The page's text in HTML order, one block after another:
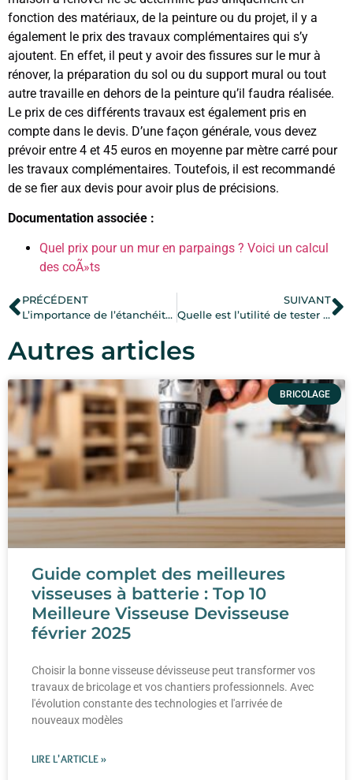
fonction des matériaux, de la peinture ou du projet, il y a
également le prix des travaux complémentaires qui s’y
ajoutent. En effet, il peut y avoir des fissures sur le mur à
rénover, la préparation du sol ou du support mural ou tout
autre travaille en dehors de la peinture qu’il faudra réalisée.
Le prix de ces différents travaux est également pris en
compte dans le devis. D’une façon générale, vous devez
prévoir entre 4 et 45 euros en moyenne par mètre carré pour
les travaux complémentaires. Toutefois, il est recommandé
de se fier aux devis pour avoir plus de précisions.
Documentation associée :
Quel prix pour un mur en parpaings ? Voici un calcul
des coÃ»ts
PRÉCÉDENT
L’importance de l’étanchéité de la salle de bain
SUIVANT
Quelle est l’utilité de tester la terre avec un ohmmetre ?
Autres articles
BRICOLAGE
Guide complet des meilleures
visseuses à batterie : Top 10
Meilleure Visseuse Devisseuse
février 2025
Choisir la bonne visseuse dévisseuse peut transformer vos
travaux de bricolage et vos chantiers professionnels. Avec
l'évolution constante des technologies et l'arrivée de
nouveaux modèles
LIRE L'ARTICLE »